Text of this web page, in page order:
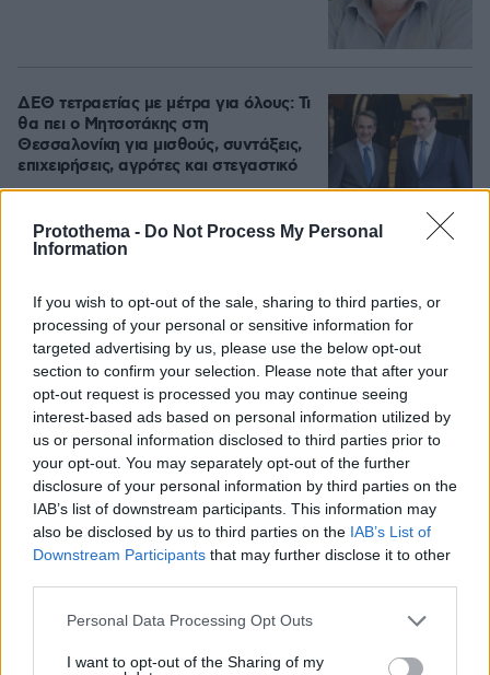
Protothema - Do Not Process My Personal
Information
If you wish to opt-out of the sale, sharing to third parties, or
processing of your personal or sensitive information for
targeted advertising by us, please use the below opt-out
section to confirm your selection. Please note that after your
opt-out request is processed you may continue seeing
interest-based ads based on personal information utilized by
us or personal information disclosed to third parties prior to
your opt-out. You may separately opt-out of the further
disclosure of your personal information by third parties on the
IAB’s list of downstream participants. This information may
also be disclosed by us to third parties on the IAB’s List of
Downstream Participants that may further disclose it to other
Please note that this website/app uses one or more Google
not limited to your visit or usage behaviour. You may click to
Personal Data Processing Opt Outs
I want to opt-out of the Sharing of my
ΔΕΘ τετραετίας με μέτρα για όλους: Τι
θα πει ο Μητσοτάκης στη
Θεσσαλονίκη για μισθούς, συντάξεις,
επιχειρήσεις, αγρότες και στεγαστικό
Η 24χρονη αριστούχος της Ιατρικής
Αθηνών, που διάβασε τον Ιπποκρατικό
Όρκο, μιλά για τον «άριστο γιατρό»
10.08.2026, 08:09 78
Τη Υπερμάχω: Η νύχτα του Αυγούστου
πριν από 1.400 χρόνια, που γέννησε
τον Ακάθιστο Ύμνο
09.08.2026, 22:48 146